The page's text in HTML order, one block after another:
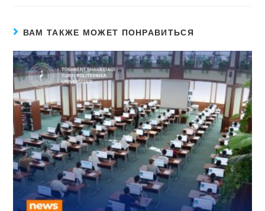
ВАМ ТАКЖЕ МОЖЕТ ПОНРАВИТЬСЯ